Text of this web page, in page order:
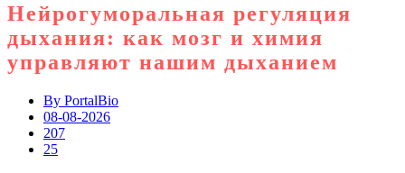
Нейрогуморальная регуляция
дыхания: как мозг и химия
управляют нашим дыханием
By PortalBio
08-08-2026
207
25